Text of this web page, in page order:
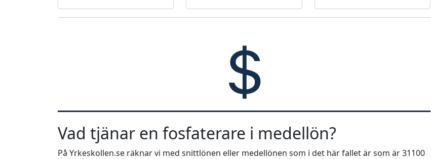
Vad tjänar en fosfaterare i medellön?
På Yrkeskollen.se räknar vi med snittlönen eller medellönen som i det här fallet är som är 31100